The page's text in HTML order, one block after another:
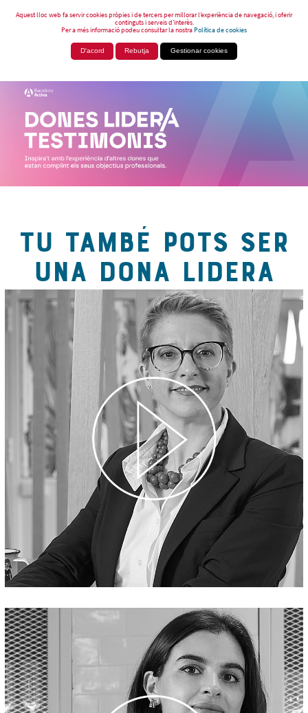
Aquest lloc web fa servir cookies pròpies i de tercers per millorar l’experiència de navegació, i oferir
continguts i serveis d’interès.
Per a més informació podeu consultar la nostraPolítica de cookies
D'acord Rebutja Gestionar cookies
TU TAMBÉ POTS SER
UNA DONA LIDERA